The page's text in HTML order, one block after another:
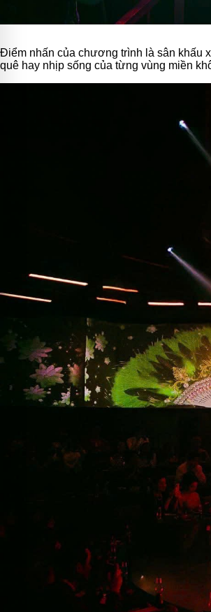
Điểm nhấn của chương trình là sân khấu
quê hay nhịp sống của từng vùng miền